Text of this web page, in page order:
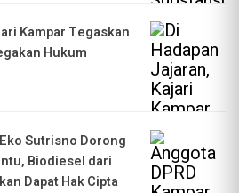
Kampar Tegaskan
Hukum
Sutrisno Dorong
Biodiesel dari
Dapat Hak Cipta